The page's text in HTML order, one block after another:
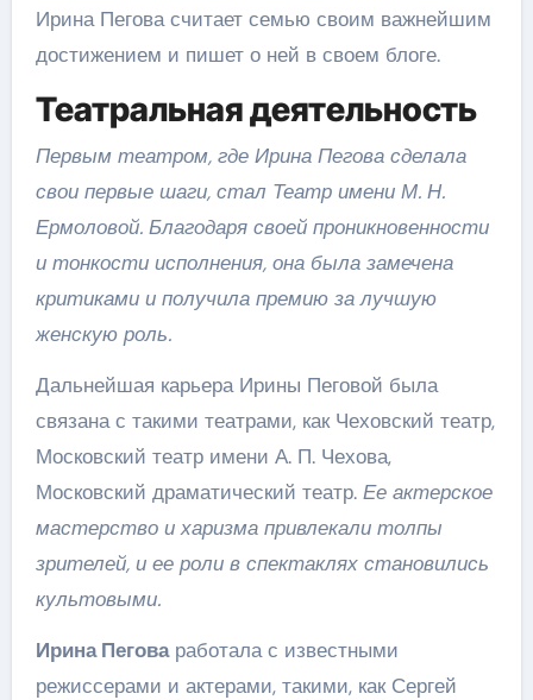
Ирина Пегова считает семью своим важнейшим
достижением и пишет о ней в своем блоге.
Театральная деятельность
Первым театром, где Ирина Пегова сделала
свои первые шаги, стал Театр имени М. Н.
Ермоловой. Благодаря своей проникновенности
и тонкости исполнения, она была замечена
критиками и получила премию за лучшую
женскую роль.
Дальнейшая карьера Ирины Пеговой была
связана с такими театрами, как Чеховский театр,
Московский театр имени А. П. Чехова,
Московский драматический театр. Ее актерское
мастерство и харизма привлекали толпы
зрителей, и ее роли в спектаклях становились
культовыми.
Ирина Пеговаработала с известными
режиссерами и актерами, такими, как Сергей